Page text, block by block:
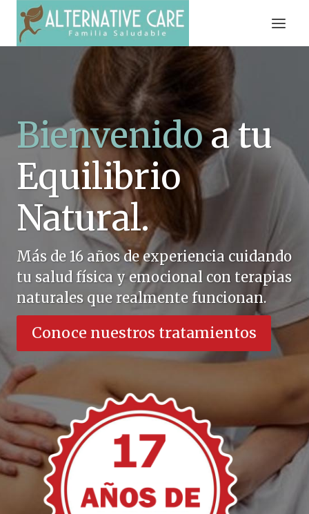
Saltar
contenido
Bienvenidoa tu
Equilibrio
Natural.
Más de 16 años de experiencia cuidando
tu salud física y emocional con terapias
naturales que realmente funcionan.
Conoce nuestros tratamientos